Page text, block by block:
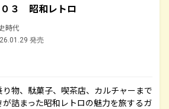
３ 昭和レトロ
時代
発売
物、駄菓子、喫茶店、カルチャーまで
詰まった昭和レトロの魅力を旅するガ